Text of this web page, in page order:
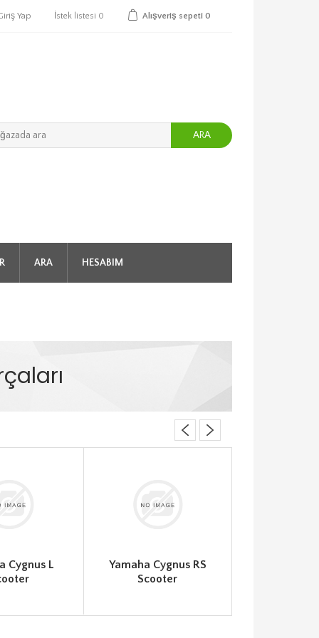
Yap İstek listesi 0 Alışveriş sepeti 0
ARA
ARA HESABIM
Cygnus L
Yamaha Cygnus RS
Scooter